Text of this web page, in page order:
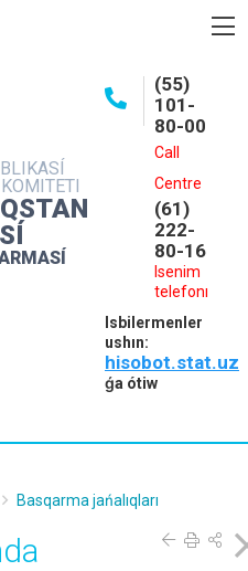
(55)
101-
80-00
Call
Centre
(61)
222-
80-16
Isenim
telefonı
Isbilermenler
ushın:
hisobot.stat.uz
ǵa ótiw
XIZMETI
Basqarma jańalıqları